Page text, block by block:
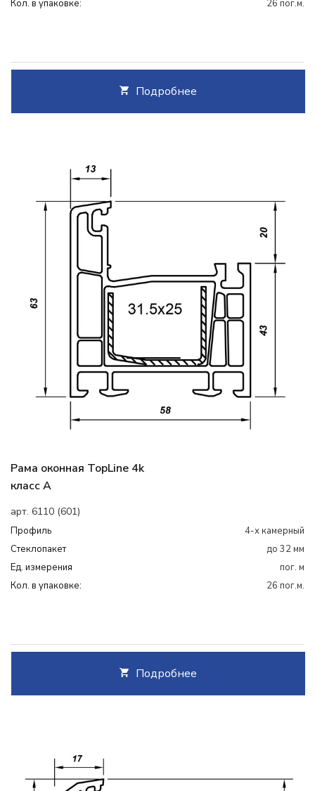
Кол. в упаковке: 26 пог.м.
Подробнее
Рама оконная TopLine 4k
класс А
арт. 6110 (601)
Профиль
4-х камерный
Cтеклопакет
до 32 мм
Ед. измерения
пог. м
Кол. в упаковке:
26 пог.м.
Подробнее